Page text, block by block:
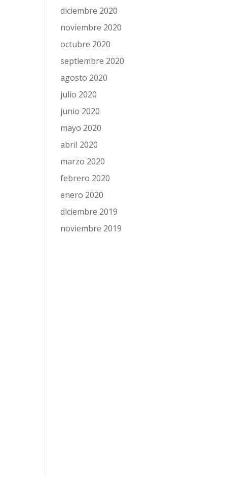
diciembre 2020
noviembre 2020
octubre 2020
septiembre 2020
agosto 2020
julio 2020
junio 2020
mayo 2020
abril 2020
marzo 2020
febrero 2020
enero 2020
diciembre 2019
noviembre 2019